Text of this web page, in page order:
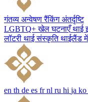
गंतव्य अन्वेषण रैंकिंग अंतर्दृष्टि
LGBTQ+ खेल घटनाएँ थाई
लॉटरी थाई संस्कृति थाईलैंड में
en th de es fr nl ru hi ja ko